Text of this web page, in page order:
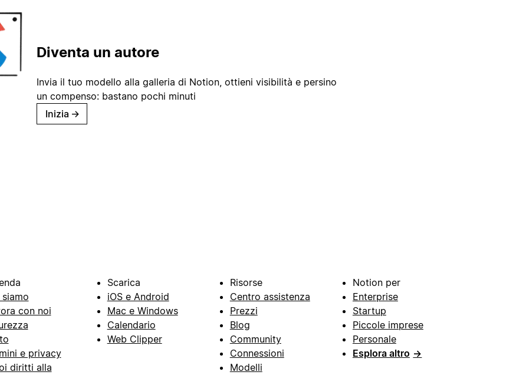
Diventa un autore
Invia il tuo modello alla galleria di Notion, ottieni visibilità e persino
un compenso: bastano pochi minuti
Inizia →
siamo
con noi
e privacy
diritti alla
Scarica
iOS e Android
Mac e Windows
Calendario
Web Clipper
Risorse
Centro assistenza
Prezzi
Blog
Community
Connessioni
Modelli
Notion per
Enterprise
Startup
Piccole imprese
Personale
Esplora altro →